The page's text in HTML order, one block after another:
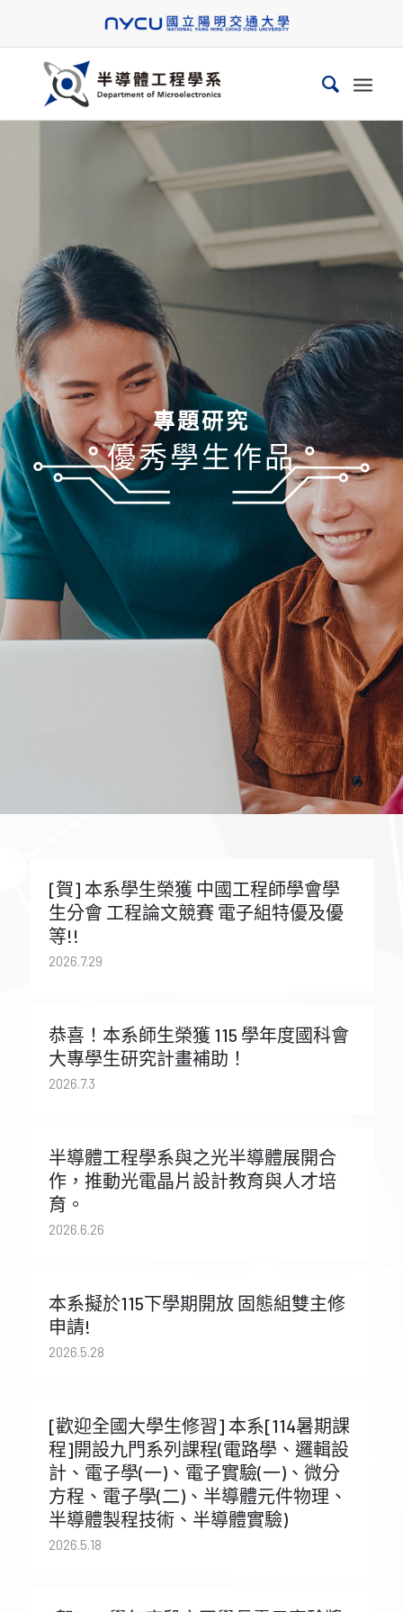
專題研究
優秀學生作品
[賀] 本系學生榮獲 中國工程師學會學
生分會 工程論文競賽 電子組特優及優
等!!
2026.7.29
恭喜！本系師生榮獲 115 學年度國科會
大專學生研究計畫補助！
2026.7.3
半導體工程學系與之光半導體展開合
作，推動光電晶片設計教育與人才培
育。
2026.6.26
本系擬於115下學期開放 固態組雙主修
申請!
2026.5.28
[歡迎全國大學生修習] 本系[114暑期課
程]開設九門系列課程(電路學、邏輯設
計、電子學(一)、電子實驗(一)、微分
方程、電子學(二)、半導體元件物理、
半導體製程技術、半導體實驗)
2026.5.18